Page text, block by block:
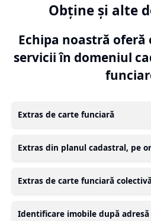
Obține și alte
Echipa noastră oferă
servicii în domeniul
Extras de carte funciară
Extras din planul cadastral, pe
Extras de carte funciară
Identificare imobile după adresă